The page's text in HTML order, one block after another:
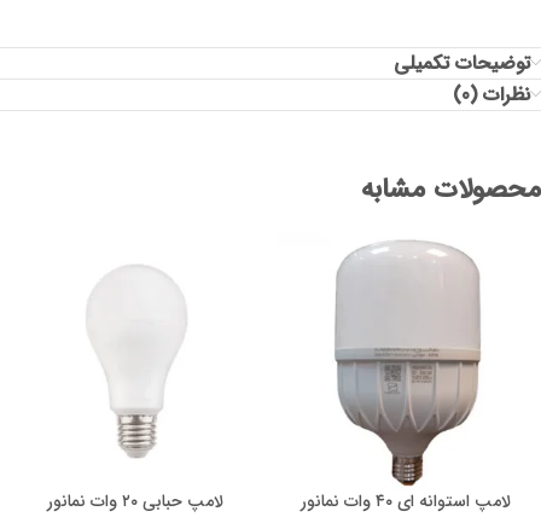
توضیحات تکمیلی
نظرات (0)
محصولات مشابه
لامپ استوانه ای ۴۰ وات نمانور
لامپ حبابی ۲۰ وات نمانور